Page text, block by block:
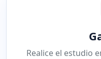
Realice el estudio